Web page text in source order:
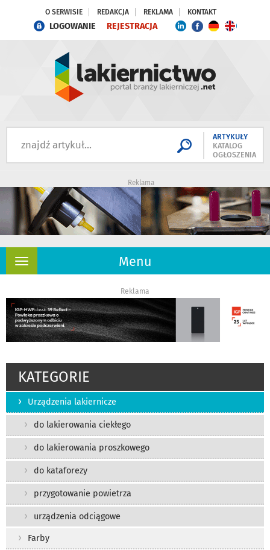
O SERWISIE REDAKCJA REKLAMA KONTAKT
LOGOWANIE REJESTRACJA
ARTYKUŁY
KATALOG
OGŁOSZENIA
Reklama
Menu
Rozwiń
Reklama
KATEGORIE
Urządzenia lakiernicze
do lakierowania ciekłego
do lakierowania proszkowego
do kataforezy
przygotowanie powietrza
urządzenia odciągowe
Farby